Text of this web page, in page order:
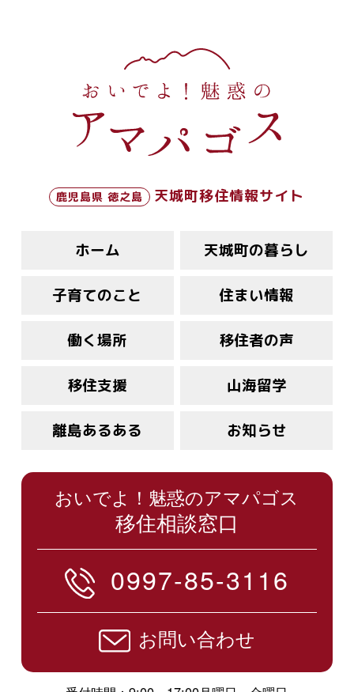
鹿児島県 徳之島 天城町移住情報サイト
ホーム 天城町の暮らし
子育てのこと 住まい情報
働く場所 移住者の声
移住支援 山海留学
離島あるある お知らせ
おいでよ！魅惑のアマパゴス
移住相談窓口
0997-85-3116
お問い合わせ